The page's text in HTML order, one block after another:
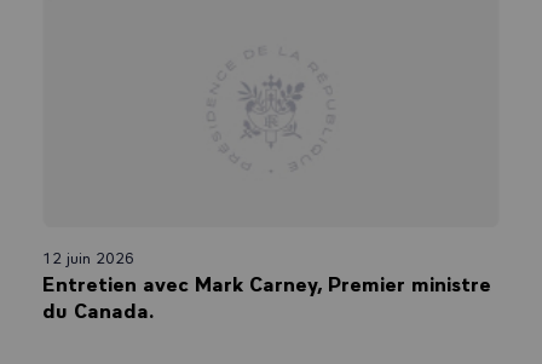
12 juin 2026
Entretien avec Mark Carney, Premier ministre
du Canada.